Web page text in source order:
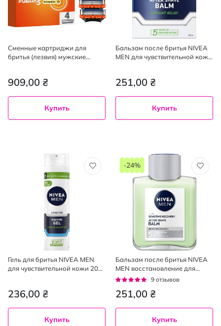
Сменные картриджи для
бритья (лезвия) мужские
909,00 ₴
Купить
Бальзам после бритья NIVEA
MEN для чувствительной кожи
251,00 ₴
Купить
Гель для бритья NIVEA MEN
для чувствительной кожи 200
236,00 ₴
Купить
Бальзам после бритья NIVEA
MEN восстановление для
чувствительной кожи 100 мл
Рейтинг:
9 отзывов
251,00 ₴
-24%
Купить